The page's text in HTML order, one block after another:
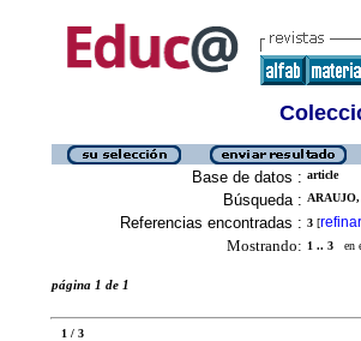
Base de datos : article
Búsqueda :
Referencias encontradas : 3 [refinar
Mostrando: 1 .. 3 en
página 1 de 1
1 / 3